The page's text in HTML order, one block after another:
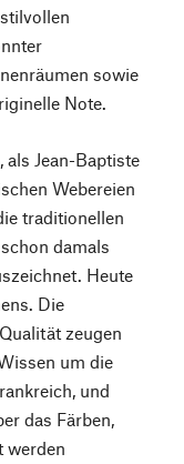
sowie
Note.
als Jean-Baptiste
Webereien
traditionellen
damals
Heute
Die
zeugen
um die
und
das Färben,
werden